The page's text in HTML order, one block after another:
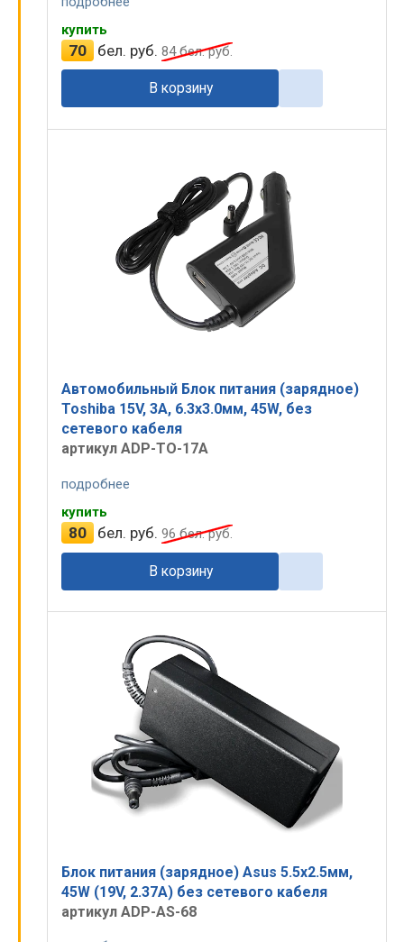
купить
70 бел. руб. 84бел. руб.
В корзину
Автомобильный Блок питания (зарядное)
Toshiba 15V, 3A, 6.3x3.0мм, 45W, без
сетевого кабеля
артикул ADP-TO-17A
подробнее
купить
80 бел. руб. 96бел. руб.
В корзину
Блок питания (зарядное) Asus 5.5x2.5мм,
45W (19V, 2.37A) без сетевого кабеля
артикул ADP-AS-68